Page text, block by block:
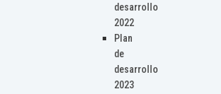
desarrollo
2022
Plan
de
desarrollo
2023